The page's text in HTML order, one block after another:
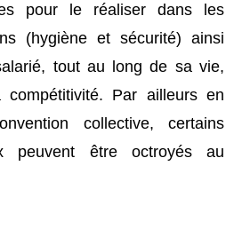
pour le réaliser dans les
(hygiène et sécurité) ainsi
tout au long de sa vie,
compétitivité. Par ailleurs en
collective, certains
peuvent être octroyés au